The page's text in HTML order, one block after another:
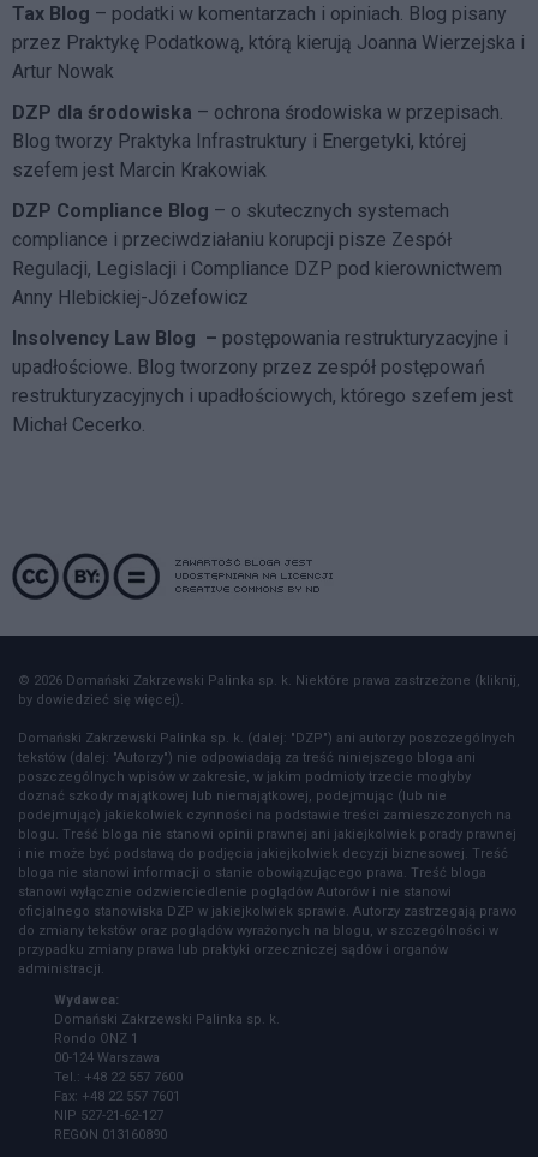
Tax Blog – podatki w komentarzach i opiniach. Blog pisany
przez Praktykę Podatkową, którą kierują Joanna Wierzejska i
Artur Nowak
DZP dla środowiska – ochrona środowiska w przepisach.
Blog tworzy Praktyka Infrastruktury i Energetyki, której
szefem jest Marcin Krakowiak
DZP Compliance Blog – o skutecznych systemach
compliance i przeciwdziałaniu korupcji pisze Zespół
Regulacji, Legislacji i Compliance DZP pod kierownictwem
Anny Hlebickiej-Józefowicz
Insolvency Law Blog – postępowania restrukturyzacyjne i
upadłościowe. Blog tworzony przez zespół postępowań
restrukturyzacyjnych i upadłościowych, którego szefem jest
Michał Cecerko.
© 2026 Domański Zakrzewski Palinka sp. k. Niektóre prawa zastrzeżone (kliknij,
by dowiedzieć się więcej).
Domański Zakrzewski Palinka sp. k. (dalej: "DZP") ani autorzy poszczególnych
tekstów (dalej: "Autorzy") nie odpowiadają za treść niniejszego bloga ani
poszczególnych wpisów w zakresie, w jakim podmioty trzecie mogłyby
doznać szkody majątkowej lub niemajątkowej, podejmując (lub nie
podejmując) jakiekolwiek czynności na podstawie treści zamieszczonych na
blogu. Treść bloga nie stanowi opinii prawnej ani jakiejkolwiek porady prawnej
i nie może być podstawą do podjęcia jakiejkolwiek decyzji biznesowej. Treść
bloga nie stanowi informacji o stanie obowiązującego prawa. Treść bloga
stanowi wyłącznie odzwierciedlenie poglądów Autorów i nie stanowi
oficjalnego stanowiska DZP w jakiejkolwiek sprawie. Autorzy zastrzegają prawo
do zmiany tekstów oraz poglądów wyrażonych na blogu, w szczególności w
przypadku zmiany prawa lub praktyki orzeczniczej sądów i organów
administracji.
Wydawca:
Domański Zakrzewski Palinka sp. k.
Rondo ONZ 1
00-124 Warszawa
Tel.: +48 22 557 7600
Fax: +48 22 557 7601
NIP 527-21-62-127
REGON 013160890